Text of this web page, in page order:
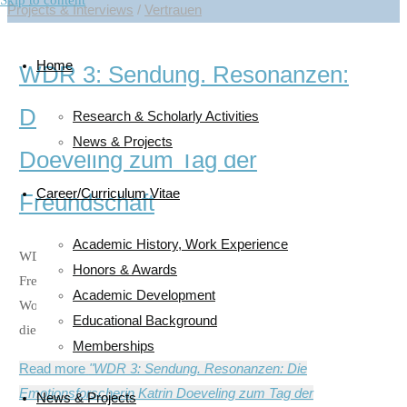
Home
Research & Scholarly Activities
News & Projects
Career/Curriculum Vitae
Academic History, Work Experience
Honors & Awards
Academic Development
Educational Background
Memberships
News & Projects
Projects & Interviews / Vertrauen
WDR 3: Sendung. Resonanzen:
Die Emotionsforscherin Katrin
Doeveling zum Tag der
Freundschaft
WDR 3 Resonanzen. 30.07.2025. Der 30. Juli ist der Tag der
Freundschaft. Diese ist für das seelische und auch körperliche
Wohlbefinden jedes Menschen unabdingbar, sagt im Gespräch
die Emotionsforscherin Katrin Doeveling.
Read more "WDR 3: Sendung. Resonanzen: Die
Emotionsforscherin Katrin Doeveling zum Tag der